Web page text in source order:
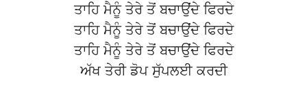
ਤਾਹਿ ਮੈਨੂੰ ਤੇਰੇ ਤੋਂ ਬਚਾਉਂਦੇ ਫਿਰਦੇ
ਤਾਹਿ ਮੈਨੂੰ ਤੇਰੇ ਤੋਂ ਬਚਾਉਂਦੇ ਫਿਰਦੇ
ਤਾਹਿ ਮੈਨੂੰ ਤੇਰੇ ਤੋਂ ਬਚਾਉਂਦੇ ਫਿਰਦੇ
ਅੱਖ ਤੇਰੀ ਡੋਪ ਸੁੱਪਲਈ ਕਰਦੀ